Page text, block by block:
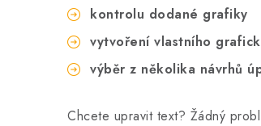
kontrolu dodané grafiky
vytvoření vlastního
výběr z několika návrhů
Chcete upravit text? Žádný